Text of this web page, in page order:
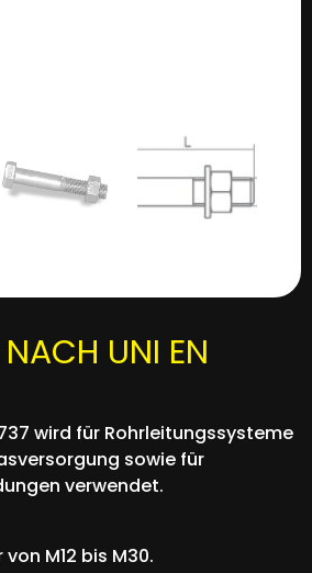
UNI EN
wird für Rohrleitungssysteme
sowie für
verwendet.
M12 bis M30.